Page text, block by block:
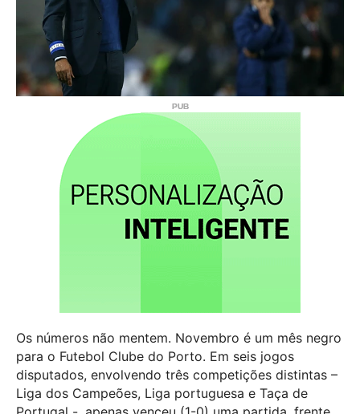
Os números não mentem. Novembro é um mês negro
para o Futebol Clube do Porto. Em seis jogos
disputados, envolvendo três competições distintas –
Liga dos Campeões, Liga portuguesa e Taça de